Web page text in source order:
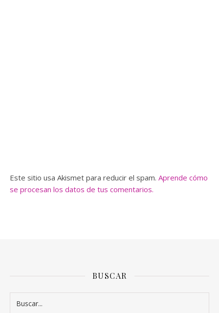
Este sitio usa Akismet para reducir el spam. Aprende cómo
se procesan los datos de tus comentarios.
BUSCAR